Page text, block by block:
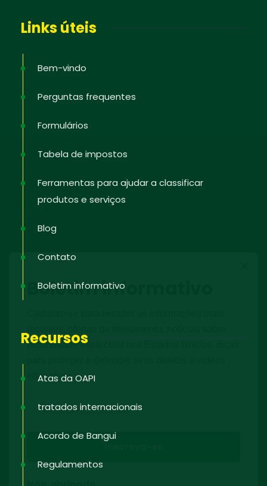
Links úteis
Bem-vindo
Perguntas frequentes
Formulários
Tabela de impostos
Ferramentas para ajudar a classificar
produtos e serviços
Blog
Contato
Boletim informativo
Recursos
Atas da OAPI
tratados internacionais
Acordo de Bangui
Regulamentos
Boletim informativo
propriedade intelectual nos Estados Unidos, dicas
educativos.